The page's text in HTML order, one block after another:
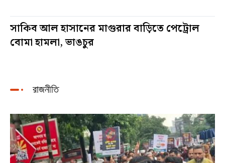
সাকিব আল হাসানের মাগুরার বাড়িতে পেট্রোল
বোমা হামলা, ভাঙচুর
রাজনীতি